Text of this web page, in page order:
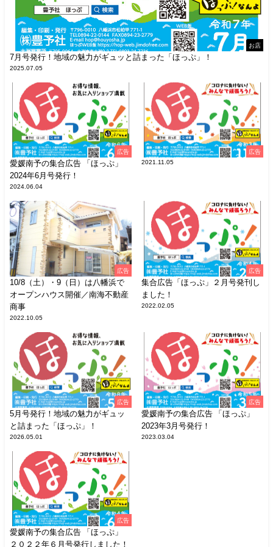
お店
7月号発行！地域の魅力がギュッと詰まった「ほっぷ」！
2025.07.05
広告
愛媛南予の集合広告 「ほっぷ」
2024年6月号発行！
2024.06.04
広告
2021.11.05
広告
10/8（土）・9（日）は八幡浜で
オープンハウス開催／南海不動産
商事
2022.10.05
広告
集合広告「ほっぷ」２月号発刊し
ました！
2022.02.05
広告
5月号発行！地域の魅力がギュッ
と詰まった「ほっぷ」！
2026.05.01
広告
愛媛南予の集合広告 「ほっぷ」
2023年3月号発行！
2023.03.04
広告
愛媛南予の集合広告 「ほっぷ」
２０２２年６月号発行しました！